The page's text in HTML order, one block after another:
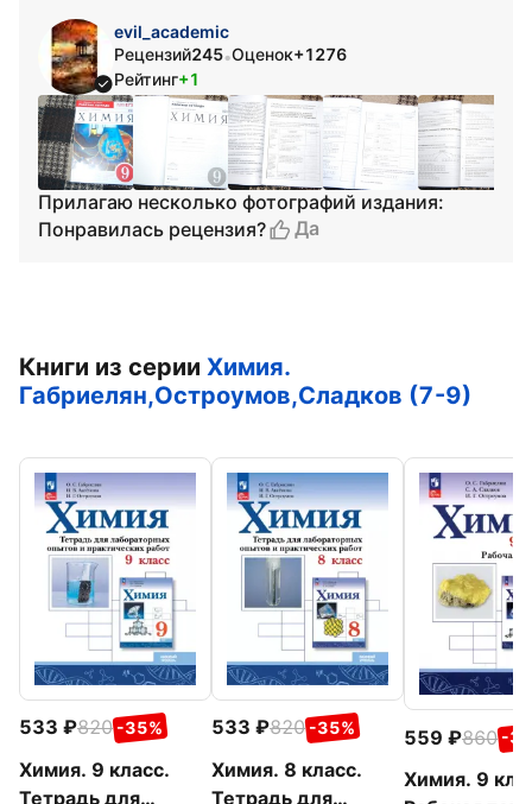
evil_academic
Рецензий245•Оценок+1276
Рейтинг+1
Прилагаю несколько фотографий издания:
Понравилась рецензия?
Да
Книги из серии Химия.
Габриелян,Остроумов,Сладков (7-9)
533 820 -35%
Химия. 9 класс.
Тетрадь для
533 820 -35%
Химия. 8 класс.
Тетрадь для
559 860 -
Химия. 9